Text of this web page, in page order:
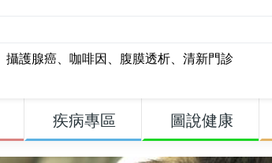
攝護腺癌、 咖啡因、 腹膜透析、 清新門診
疾病專區 圖說健康